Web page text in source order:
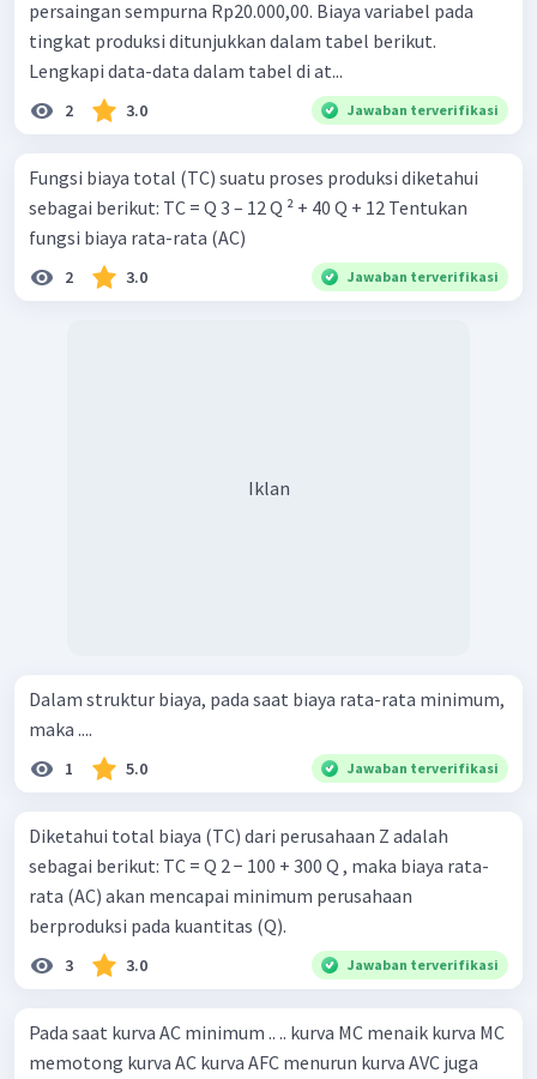
persaingan sempurna Rp20.000,00. Biaya variabel pada
tingkat produksi ditunjukkan dalam tabel berikut.
Lengkapi data-data dalam tabel di at...
2 3.0 Jawaban terverifikasi
Fungsi biaya total (TC) suatu proses produksi diketahui
sebagai berikut: TC = Q 3 – 12 Q ² + 40 Q + 12 Tentukan
fungsi biaya rata-rata (AC)
2 3.0 Jawaban terverifikasi
Iklan
Dalam struktur biaya, pada saat biaya rata-rata minimum,
maka ....
1 5.0 Jawaban terverifikasi
Diketahui total biaya (TC) dari perusahaan Z adalah
sebagai berikut: TC = Q 2 − 100 + 300 Q , maka biaya rata-
rata (AC) akan mencapai minimum perusahaan
berproduksi pada kuantitas (Q).
3 3.0 Jawaban terverifikasi
Pada saat kurva AC minimum .. .. kurva MC menaik kurva MC
memotong kurva AC kurva AFC menurun kurva AVC juga